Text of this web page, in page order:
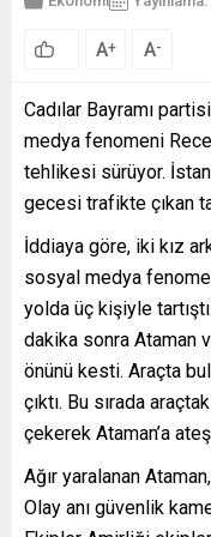
A+ A-
Cadılar Bayramı
medya fenomeni
tehlikesi sürüyor.
gecesi trafikte çıkan
İddiaya göre, iki kız
sosyal medya
yolda üç kişiyle
dakika sonra Ataman
önünü kesti. Araçta
çıktı. Bu sırada
çekerek Ataman’a
Ağır yaralanan
Olay anı güvenlik